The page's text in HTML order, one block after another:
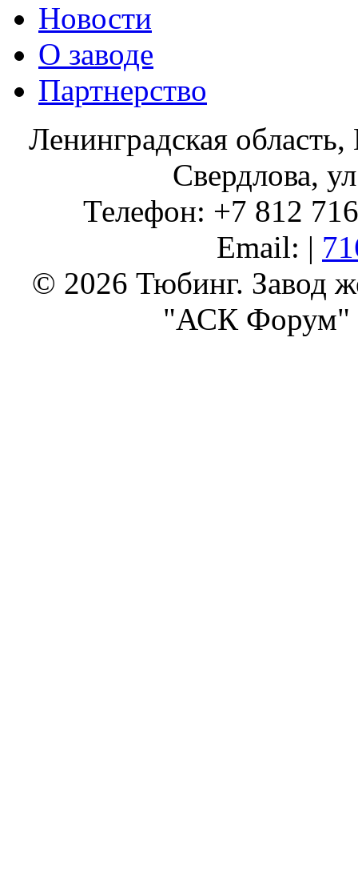
Новости
О заводе
Партнерство
Ленинградская
Свердлова,
Телефон: +7 812
Email: |
© 2026 Тюбинг. Завод
"АСК Форум"